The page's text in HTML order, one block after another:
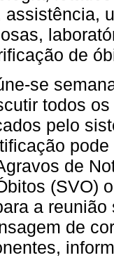
de
se
todos
pelo
de
(SVO)
a
de